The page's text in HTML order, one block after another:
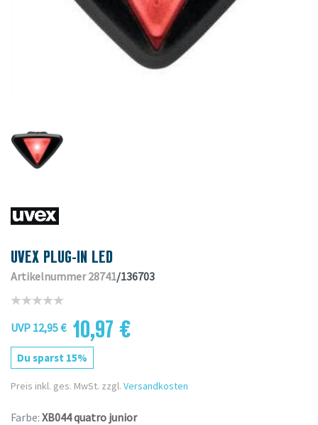
UVEX PLUG-IN LED
Artikelnummer 28741/136703
UVP 12,95 € 10,97 €
Du sparst 15%
Preis inkl. ges. MwSt. zzgl. Versandkosten
Farbe: XB044 quatro junior